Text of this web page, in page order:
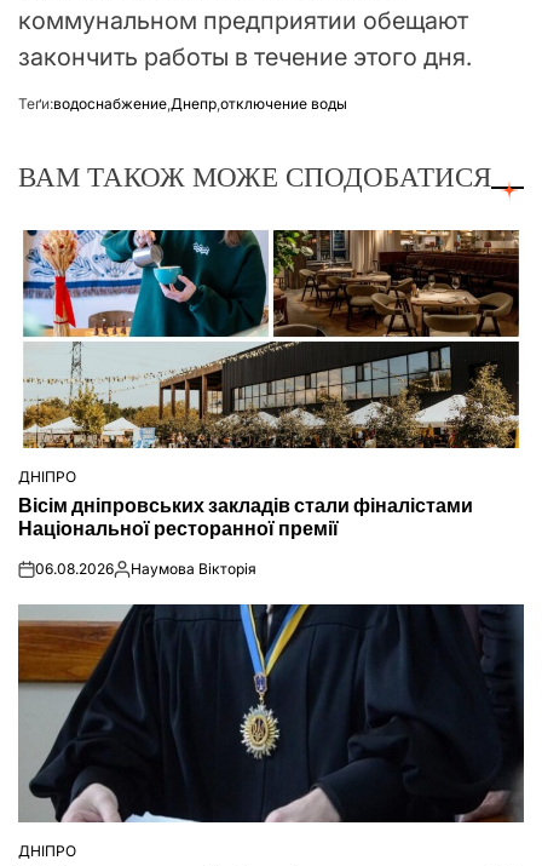
коммунальном предприятии обещают
закончить работы в течение этого дня.
Теґи:водоснабжение Днепр отключение воды
ВАМ ТАКОЖ МОЖЕ СПОДОБАТИСЯ
ОПУБЛІКУВАТИ
У
ДНІПРО
Вісім дніпровських закладів стали фіналістами
Національної ресторанної премії
on06.08.2026Опубліковано
Наумова Вікторія
ОПУБЛІКУВАТИ
ДНІПРО